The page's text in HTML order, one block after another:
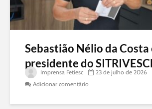
Sebastião Nélio da
presidente do
Imprensa Fetiesc 23 de julho de 2026
Adicionar comentário